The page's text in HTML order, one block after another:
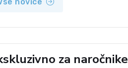
za naročnike